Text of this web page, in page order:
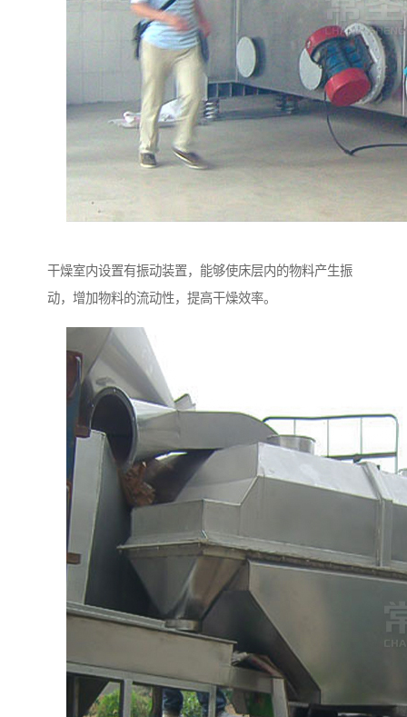
干燥室内设置有振动装置，能够使床层内的物料产生振
动，增加物料的流动性，提高干燥效率。